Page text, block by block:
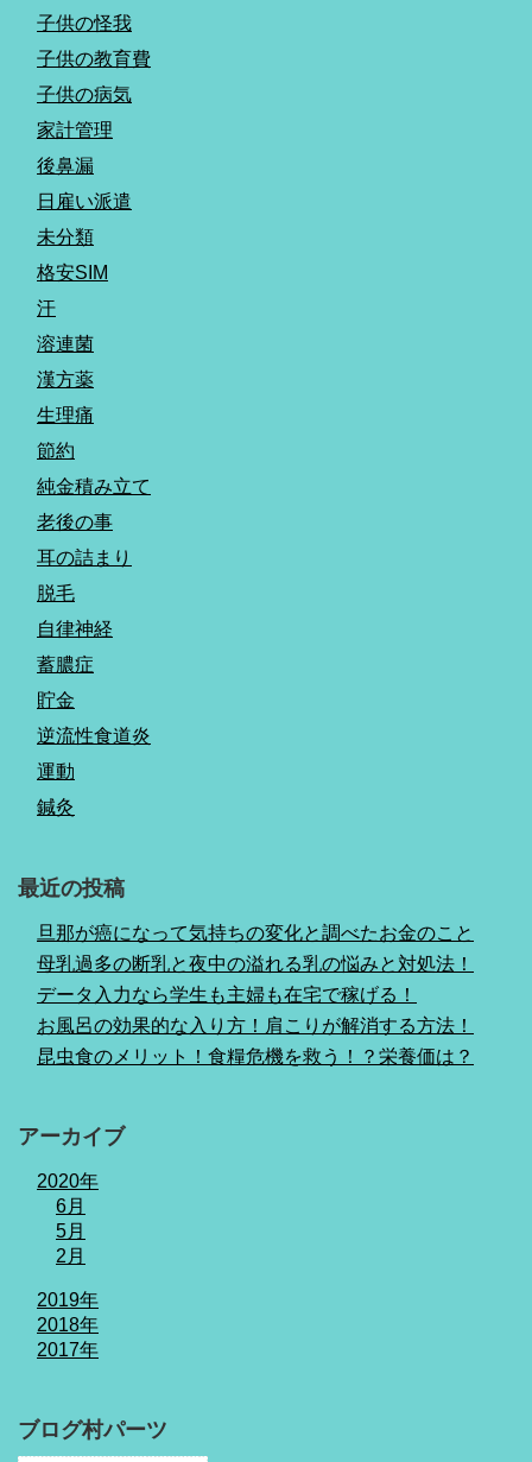
子供の怪我
子供の教育費
子供の病気
家計管理
後鼻漏
日雇い派遣
未分類
格安SIM
汗
溶連菌
漢方薬
生理痛
節約
純金積み立て
老後の事
耳の詰まり
脱毛
自律神経
蓄膿症
貯金
逆流性食道炎
運動
鍼灸
最近の投稿
旦那が癌になって気持ちの変化と調べたお金のこと
母乳過多の断乳と夜中の溢れる乳の悩みと対処法！
データ入力なら学生も主婦も在宅で稼げる！
お風呂の効果的な入り方！肩こりが解消する方法！
昆虫食のメリット！食糧危機を救う！？栄養価は？
アーカイブ
2020年
6月
5月
2月
2019年
2018年
2017年
ブログ村パーツ